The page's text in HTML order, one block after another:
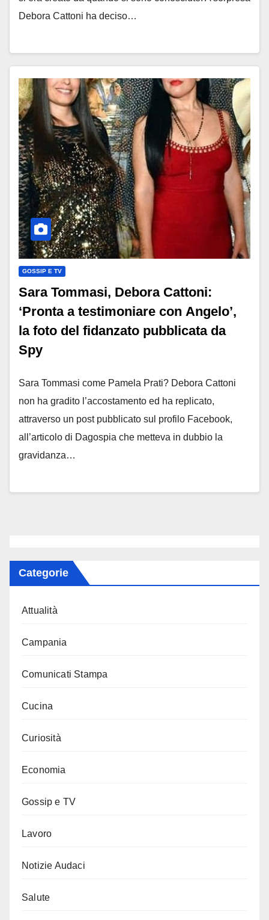
Debora Cattoni ha deciso…
GOSSIP E TV
Sara Tommasi, Debora Cattoni:
‘Pronta a testimoniare con Angelo’,
la foto del fidanzato pubblicata da
Spy
Sara Tommasi come Pamela Prati? Debora Cattoni
non ha gradito l’accostamento ed ha replicato,
attraverso un post pubblicato sul profilo Facebook,
all’articolo di Dagospia che metteva in dubbio la
gravidanza…
Categorie
Attualità
Campania
Comunicati Stampa
Cucina
Curiosità
Economia
Gossip e TV
Lavoro
Notizie Audaci
Salute